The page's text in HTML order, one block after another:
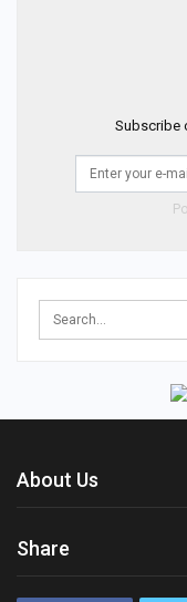
Subscribe
About Us
Share